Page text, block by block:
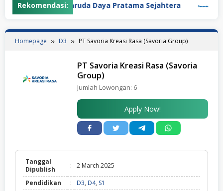
Rekomendasi:
PT Garuda Daya Pratama Sejahtera PT
Homepage D3 PT Savoria Kreasi Rasa (Savoria Group)
PT Savoria Kreasi Rasa (Savoria
Group)
Jumlah Lowongan: 6
Apply Now!
Tanggal
Dipublish
: 2 March 2025
Pendidikan : D3, D4, S1